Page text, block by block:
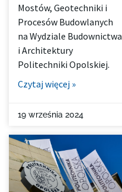
Mostów, Geotechniki i
Procesów Budowlanych
na Wydziale Budownictwa
i Architektury
Politechniki Opolskiej.
Czytaj więcej »
19 września 2024